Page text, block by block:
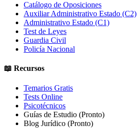
Catálogo de Oposiciones
Auxiliar Administrativo Estado (C2)
Administrativo Estado (C1)
Test de Leyes
Guardia Civil
Policía Nacional
📖 Recursos
Temarios Gratis
Tests Online
Psicotécnicos
Guías de Estudio (Pronto)
Blog Jurídico (Pronto)